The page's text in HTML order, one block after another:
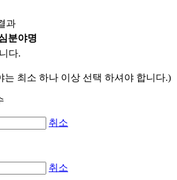
과
분야명
다.
는 최소 하나 이상 선택 하셔야 합니다.)
취소
취소